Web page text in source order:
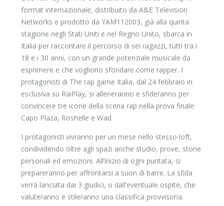
format internazionale, distribuito da A&E Television
Networks e prodotto da YAM112003, già alla quinta
stagione negli Stati Uniti e nel Regno Unito, sbarca in
Italia per raccontare il percorso di sei ragazzi, tutti tra i
18 e i 30 anni, con un grande potenziale musicale da
esprimere e che vogliono sfondare come rapper. I
protagonisti di The rap game Italia, dal 24 febbraio in
esclusiva su RaiPlay, si alleneranno e sfideranno per
convincere tre icone della scena rap nella prova finale:
Capo Plaza, Roshelle e Wad.
I protagonisti vivranno per un mese nello stesso loft,
condividendo oltre agli spazi anche studio, prove, storie
personali ed emozioni. All’inizio di ogni puntata, si
prepareranno per affrontarsi a suon di barre. La sfida
verrà lanciata dai 3 giudici, o dall’eventuale ospite, che
valuteranno e stileranno una classifica provvisoria.